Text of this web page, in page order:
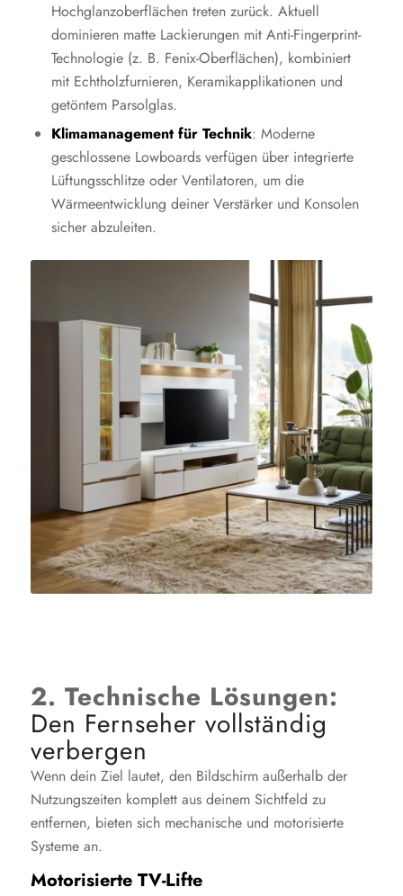
Hochglanzoberflächen treten zurück. Aktuell
dominieren matte Lackierungen mit Anti-Fingerprint-
Technologie (z. B. Fenix-Oberflächen), kombiniert
mit Echtholzfurnieren, Keramikapplikationen und
getöntem Parsolglas.
Klimamanagement für Technik: Moderne
geschlossene Lowboards verfügen über integrierte
Lüftungsschlitze oder Ventilatoren, um die
Wärmeentwicklung deiner Verstärker und Konsolen
sicher abzuleiten.
2. Technische Lösungen:
Den Fernseher vollständig
verbergen
Wenn dein Ziel lautet, den Bildschirm außerhalb der
Nutzungszeiten komplett aus deinem Sichtfeld zu
entfernen, bieten sich mechanische und motorisierte
Systeme an.
Motorisierte TV-Lifte